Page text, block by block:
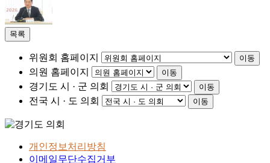
목록
위원회 홈페이지 이동
의원 홈페이지 이동
경기도 시 · 군 의회 이동
전국 시 · 도 의회 이동
개인정보처리방침
이메일무단수집거부